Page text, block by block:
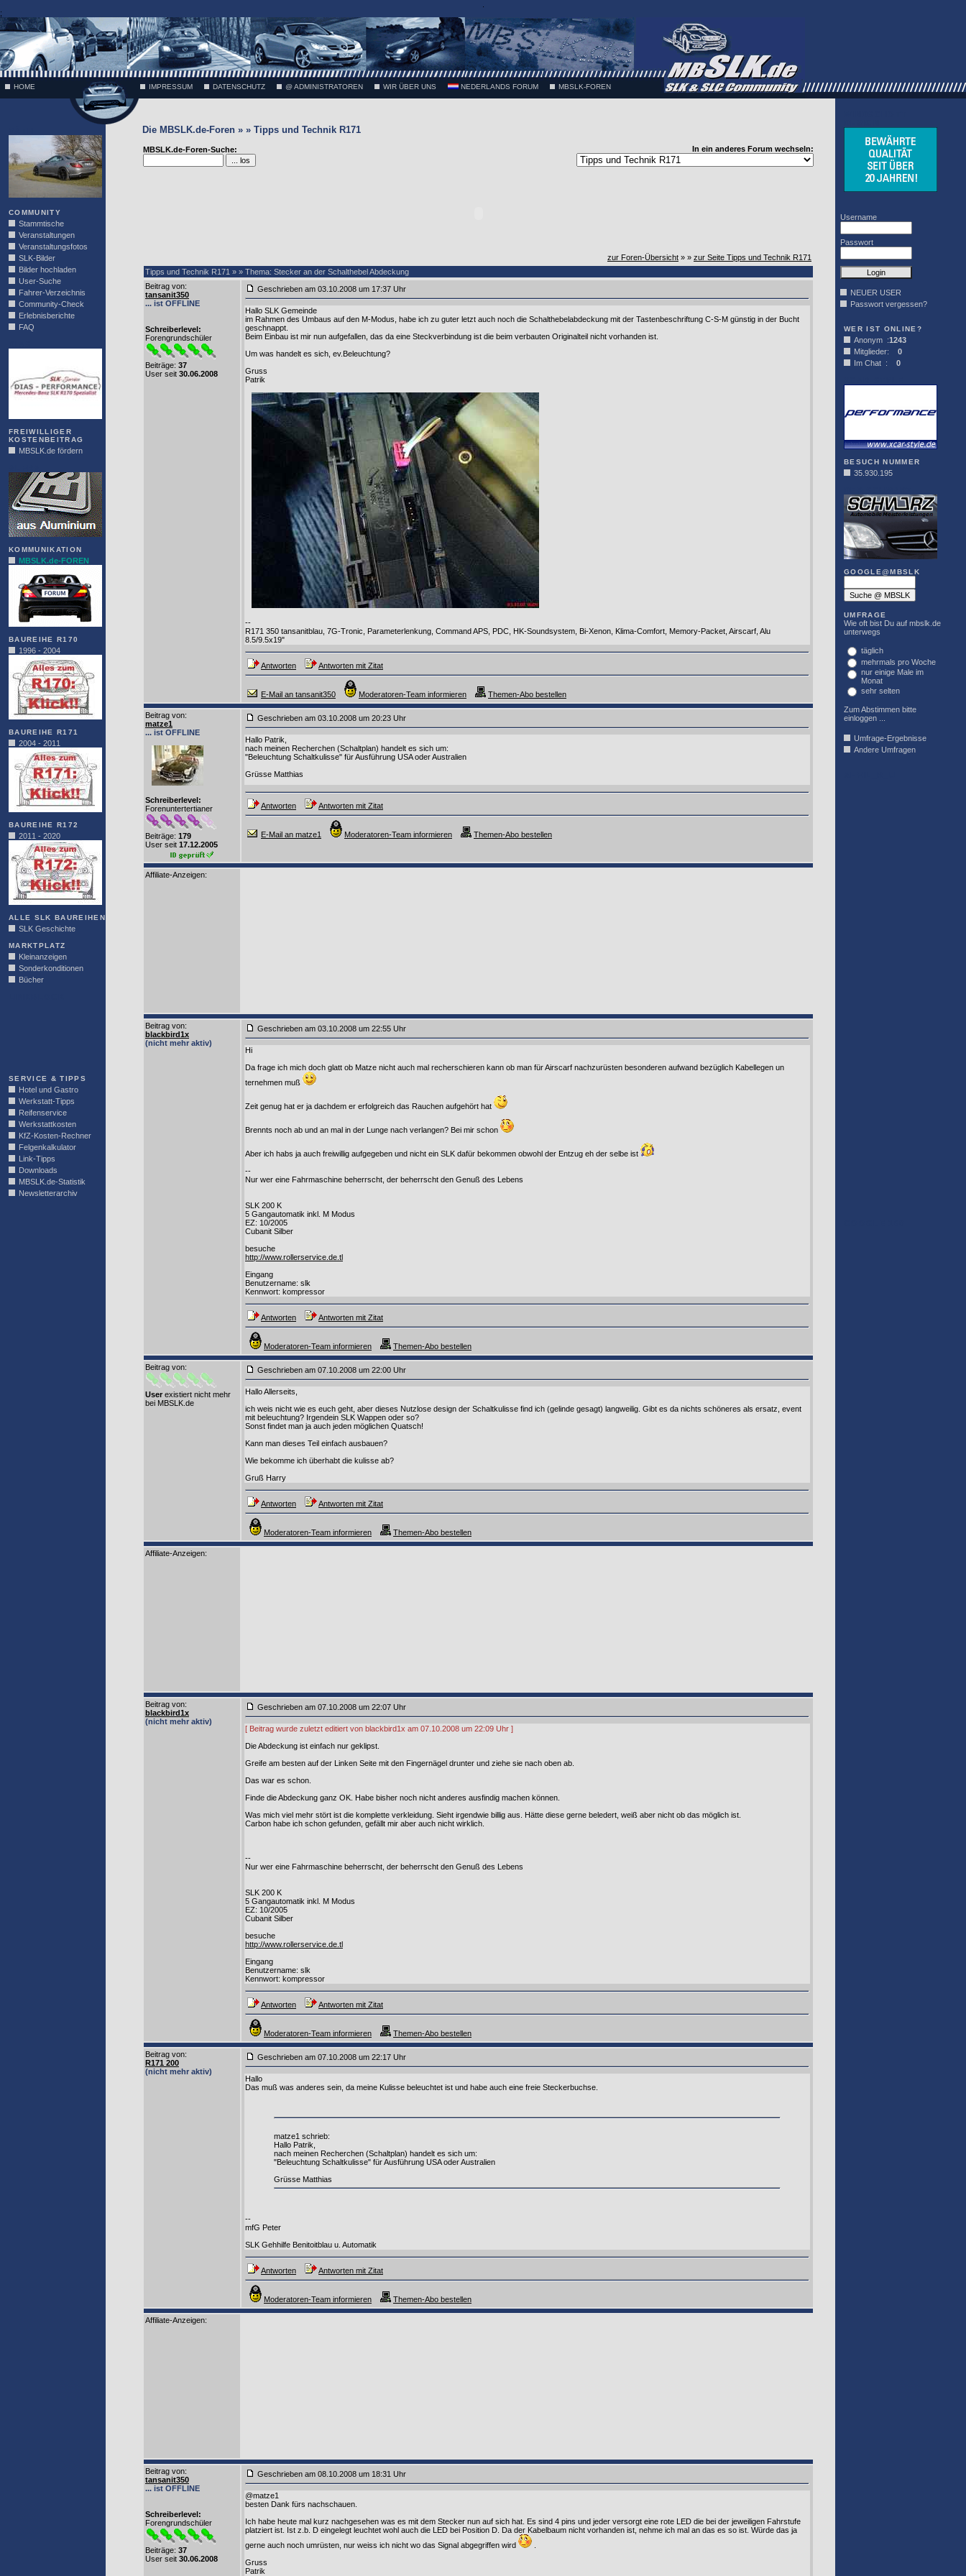
;
HOME IMPRESSUM DATENSCHUTZ @ ADMINISTRATOREN WIR ÜBER UNS NEDERLANDS FORUM MBSLK-FOREN
COMMUNITY
Stammtische
Veranstaltungen
Veranstaltungsfotos
SLK-Bilder
Bilder hochladen
User-Suche
Fahrer-Verzeichnis
Community-Check
Erlebnisberichte
FAQ
FREIWILLIGER
KOSTENBEITRAG
MBSLK.de fördern
KOMMUNIKATION
MBSLK.de-FOREN
BAUREIHE R170
1996 - 2004
BAUREIHE R171
2004 - 2011
BAUREIHE R172
2011 - 2020
ALLE SLK BAUREIHEN
SLK Geschichte
MARKTPLATZ
Kleinanzeigen
Sonderkonditionen
Bücher
SERVICE & TIPPS
Hotel und Gastro
Werkstatt-Tipps
Reifenservice
Werkstattkosten
KfZ-Kosten-Rechner
Felgenkalkulator
Link-Tipps
Downloads
MBSLK.de-Statistik
Newsletterarchiv
Die MBSLK.de-Foren » » Tipps und Technik R171
MBSLK.de-Foren-Suche: In ein anderes Forum wechseln:
zur Foren-Übersicht » » zur Seite Tipps und Technik R171
Tipps und Technik R171 » » Thema: Stecker an der Schalthebel Abdeckung
Beitrag von:
tansanit350
... ist OFFLINE
Schreiberlevel:
Forengrundschüler
Beiträge: 37
User seit 30.06.2008
Geschrieben am 03.10.2008 um 17:37 Uhr
Hallo SLK Gemeinde
im Rahmen des Umbaus auf den M-Modus, habe ich zu guter letzt auch noch die Schalthebelabdeckung mit der Tastenbeschriftung C-S-M günstig in der Bucht
geschnappt.
Beim Einbau ist mir nun aufgefallen, das da eine Steckverbindung ist die beim verbauten Originalteil nicht vorhanden ist.
Um was handelt es sich, ev.Beleuchtung?
Gruss
Patrik
--
R171 350 tansanitblau, 7G-Tronic, Parameterlenkung, Command APS, PDC, HK-Soundsystem, Bi-Xenon, Klima-Comfort, Memory-Packet, Airscarf, Alu
8.5/9.5x19"
Antworten Antworten mit Zitat
E-Mail an tansanit350 Moderatoren-Team informieren Themen-Abo bestellen
Beitrag von:
matze1
... ist OFFLINE
Schreiberlevel:
Forenuntertertianer
Beiträge: 179
User seit 17.12.2005
Geschrieben am 03.10.2008 um 20:23 Uhr
Hallo Patrik,
nach meinen Recherchen (Schaltplan) handelt es sich um:
"Beleuchtung Schaltkulisse" für Ausführung USA oder Australien
Grüsse Matthias
Antworten Antworten mit Zitat
E-Mail an matze1 Moderatoren-Team informieren Themen-Abo bestellen
Affiliate-Anzeigen:
Beitrag von:
blackbird1x
(nicht mehr aktiv)
Geschrieben am 03.10.2008 um 22:55 Uhr
Hi
Da frage ich mich doch glatt ob Matze nicht auch mal recherschieren kann ob man für Airscarf nachzurüsten besonderen aufwand bezüglich Kabellegen un
ternehmen muß
Zeit genug hat er ja dachdem er erfolgreich das Rauchen aufgehört hat
Brennts noch ab und an mal in der Lunge nach verlangen? Bei mir schon
Aber ich habs ja auch freiwillig aufgegeben und nicht ein SLK dafür bekommen obwohl der Entzug eh der selbe ist
--
Nur wer eine Fahrmaschine beherrscht, der beherrscht den Genuß des Lebens
SLK 200 K
5 Gangautomatik inkl. M Modus
EZ: 10/2005
Cubanit Silber
besuche
http://www.rollerservice.de.tl
Eingang
Benutzername: slk
Kennwort: kompressor
Antworten Antworten mit Zitat
Moderatoren-Team informieren Themen-Abo bestellen
Beitrag von:
User existiert nicht mehr
bei MBSLK.de
Geschrieben am 07.10.2008 um 22:00 Uhr
Hallo Allerseits,
ich weis nicht wie es euch geht, aber dieses Nutzlose design der Schaltkulisse find ich (gelinde gesagt) langweilig. Gibt es da nichts schöneres als ersatz, event
mit beleuchtung? Irgendein SLK Wappen oder so?
Sonst findet man ja auch jeden möglichen Quatsch!
Kann man dieses Teil einfach ausbauen?
Wie bekomme ich überhabt die kulisse ab?
Gruß Harry
Antworten Antworten mit Zitat
Moderatoren-Team informieren Themen-Abo bestellen
Affiliate-Anzeigen:
Beitrag von:
blackbird1x
(nicht mehr aktiv)
Geschrieben am 07.10.2008 um 22:07 Uhr
[ Beitrag wurde zuletzt editiert von blackbird1x am 07.10.2008 um 22:09 Uhr ]
Die Abdeckung ist einfach nur geklipst.
Greife am besten auf der Linken Seite mit den Fingernägel drunter und ziehe sie nach oben ab.
Das war es schon.
Finde die Abdeckung ganz OK. Habe bisher noch nicht anderes ausfindig machen können.
Was mich viel mehr stört ist die komplette verkleidung. Sieht irgendwie billig aus. Hätte diese gerne beledert, weiß aber nicht ob das möglich ist.
Carbon habe ich schon gefunden, gefällt mir aber auch nicht wirklich.
--
Nur wer eine Fahrmaschine beherrscht, der beherrscht den Genuß des Lebens
SLK 200 K
5 Gangautomatik inkl. M Modus
EZ: 10/2005
Cubanit Silber
besuche
http://www.rollerservice.de.tl
Eingang
Benutzername: slk
Kennwort: kompressor
Antworten Antworten mit Zitat
Moderatoren-Team informieren Themen-Abo bestellen
Beitrag von:
R171 200
(nicht mehr aktiv)
Geschrieben am 07.10.2008 um 22:17 Uhr
Hallo
Das muß was anderes sein, da meine Kulisse beleuchtet ist und habe auch eine freie Steckerbuchse.
matze1 schrieb:
Hallo Patrik,
nach meinen Recherchen (Schaltplan) handelt es sich um:
"Beleuchtung Schaltkulisse" für Ausführung USA oder Australien
Grüsse Matthias
--
mfG Peter
SLK Gehhilfe Benitoitblau u. Automatik
Antworten Antworten mit Zitat
Moderatoren-Team informieren Themen-Abo bestellen
Affiliate-Anzeigen:
Beitrag von:
tansanit350
... ist OFFLINE
Schreiberlevel:
Forengrundschüler
Beiträge: 37
User seit 30.06.2008
Geschrieben am 08.10.2008 um 18:31 Uhr
@matze1
besten Dank fürs nachschauen.
Ich habe heute mal kurz nachgesehen was es mit dem Stecker nun auf sich hat. Es sind 4 pins und jeder versorgt eine rote LED die bei der jeweiligen Fahrstufe
platziert ist. Ist z.b. D eingelegt leuchtet wohl auch die LED bei Position D. Da der Kabelbaum nicht vorhanden ist, nehme ich mal an das es so ist. Würde das ja
gerne auch noch umrüsten, nur weiss ich nicht wo das Signal abgegriffen wird
Gruss
Patrik
Username
Passwort
NEUER USER
Passwort vergessen?
WER IST ONLINE?
Anonym :1243
Mitglieder: 0
Im Chat : 0
BESUCH NUMMER
35.930.195
GOOGLE@MBSLK
UMFRAGE
Wie oft bist Du auf mbslk.de
unterwegs
täglich
mehrmals pro Woche
nur einige Male im
Monat
sehr selten
Zum Abstimmen bitte
einloggen ...
Umfrage-Ergebnisse
Andere Umfragen